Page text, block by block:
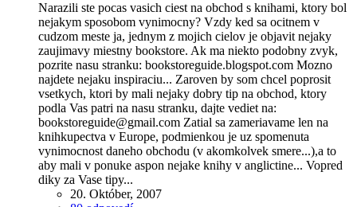
Narazili ste pocas vasich ciest na obchod s knihami, ktory bol
nejakym sposobom vynimocny? Vzdy ked sa ocitnem v
cudzom meste ja, jednym z mojich cielov je objavit nejaky
zaujimavy miestny bookstore. Ak ma niekto podobny zvyk,
pozrite nasu stranku: bookstoreguide.blogspot.com Mozno
najdete nejaku inspiraciu... Zaroven by som chcel poprosit
vsetkych, ktori by mali nejaky dobry tip na obchod, ktory
podla Vas patri na nasu stranku, dajte vediet na:
bookstoreguide@gmail.com Zatial sa zameriavame len na
knihkupectva v Europe, podmienkou je uz spomenuta
vynimocnost daneho obchodu (v akomkolvek smere...),a to
aby mali v ponuke aspon nejake knihy v anglictine... Vopred
diky za Vase tipy...
20. Október, 2007